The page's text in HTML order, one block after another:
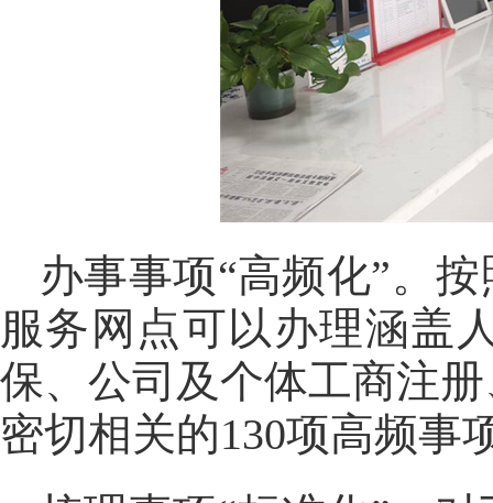
办事事项“高频化”。
服务网点可以办理涵盖
保、公司及个体工商注
密切相关的130项高频事